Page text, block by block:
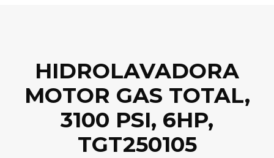
HIDROLAVADORA
MOTOR GAS TOTAL,
3100 PSI, 6HP,
TGT250105